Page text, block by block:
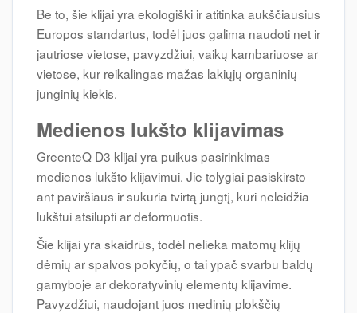
Be to, šie klijai yra ekologiški ir atitinka aukščiausius
Europos standartus, todėl juos galima naudoti net ir
jautriose vietose, pavyzdžiui, vaikų kambariuose ar
vietose, kur reikalingas mažas lakiųjų organinių
junginių kiekis.
Medienos lukšto klijavimas
GreenteQ D3 klijai yra puikus pasirinkimas
medienos lukšto klijavimui. Jie tolygiai pasiskirsto
ant paviršiaus ir sukuria tvirtą jungtį, kuri neleidžia
lukštui atsilupti ar deformuotis.
Šie klijai yra skaidrūs, todėl nelieka matomų klijų
dėmių ar spalvos pokyčių, o tai ypač svarbu baldų
gamyboje ar dekoratyvinių elementų klijavime.
Pavyzdžiui, naudojant juos medinių plokščių